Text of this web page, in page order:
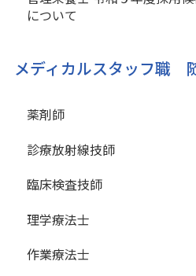
について
メディカルスタッフ職
薬剤師
診療放射線技師
臨床検査技師
理学療法士
作業療法士